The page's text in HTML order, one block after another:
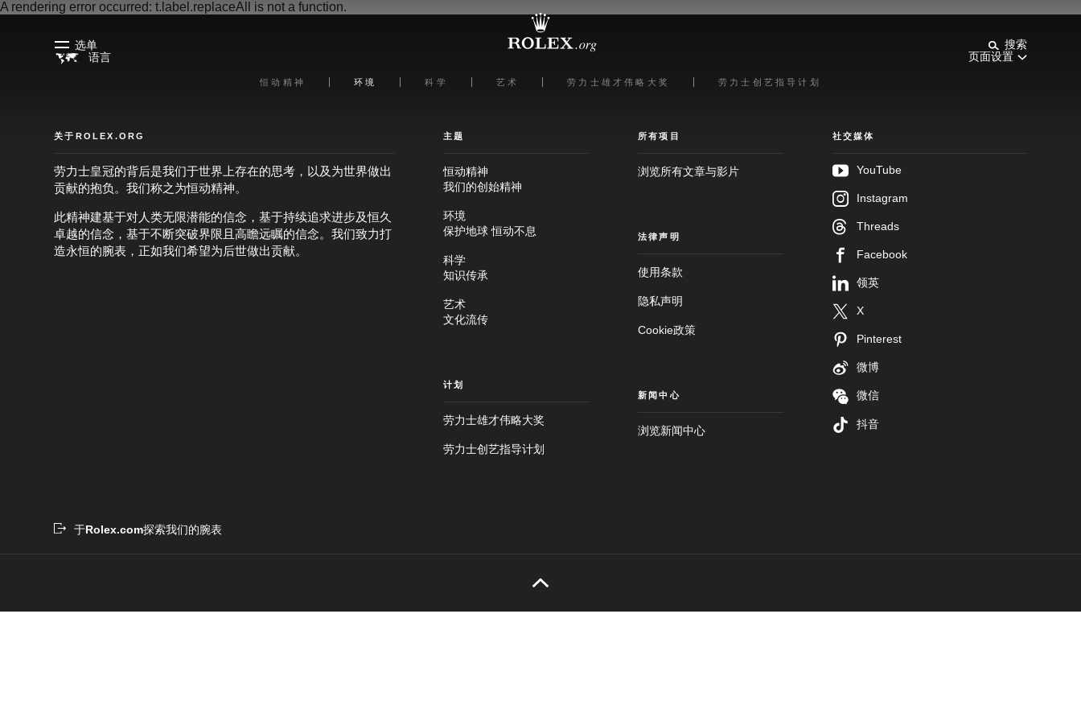
选单 搜索
恒动精神 环境 科学 艺术 劳力士雄才伟略大奖 劳力士创艺指导计划
A rendering error occurred: t.label.replaceAll is not a function.
语言 页面设置
关于ROLEX.ORG
劳力士皇冠的背后是我们于世界上存在的思考，以及为世界做出
贡献的抱负。我们称之为恒动精神。
此精神建基于对人类无限潜能的信念，基于持续追求进步及恒久
卓越的信念，基于不断突破界限且高瞻远瞩的信念。我们致力打
造永恒的腕表，正如我们希望为后世做出贡献。
主题
恒动精神
我们的创始精神
环境
保护地球 恒动不息
科学
知识传承
艺术
文化流传
计划
劳力士雄才伟略大奖
劳力士创艺指导计划
所有项目
浏览所有文章与影片
法律声明
使用条款
隐私声明
Cookie政策
新闻中心
浏览新闻中心
社交媒体
YouTube
Instagram
Threads
Facebook
领英
X
Pinterest
微博
微信
抖音
于 Rolex.com探索我们的腕表